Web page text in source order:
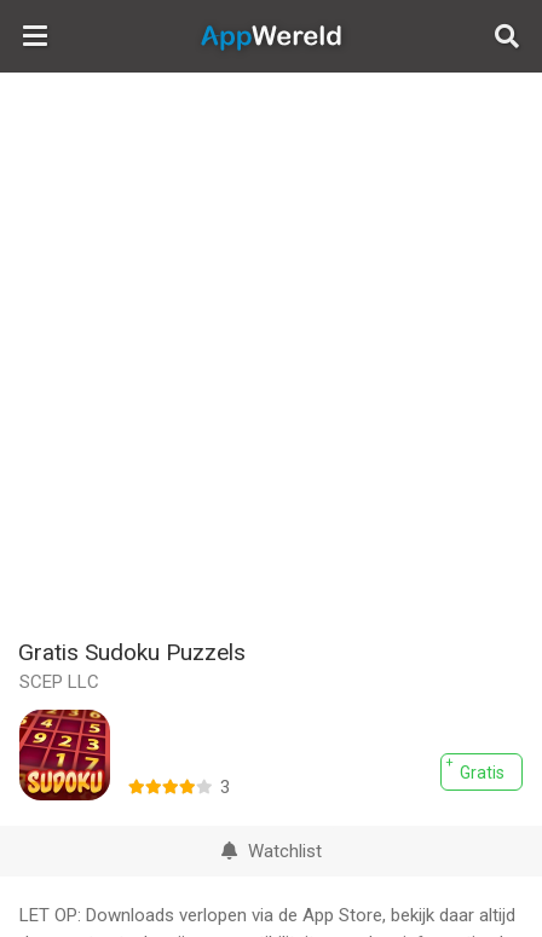
AppWereld
Gratis Sudoku Puzzels
SCEP LLC
Gratis
3
Watchlist
LET OP: Downloads verlopen via de App Store, bekijk daar altijd